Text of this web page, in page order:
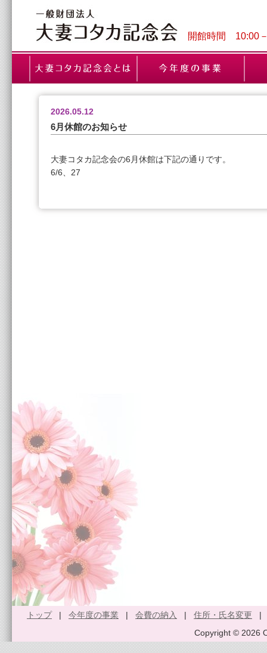
開館時間 10:00
2026.05.12
6月休館のお知らせ
大妻コタカ記念会の6月休館は下記の通りです。
6/6、27
トップ| 今年度の事業 | 会費の納入 | 住所・氏名変更
Copyright © 2026